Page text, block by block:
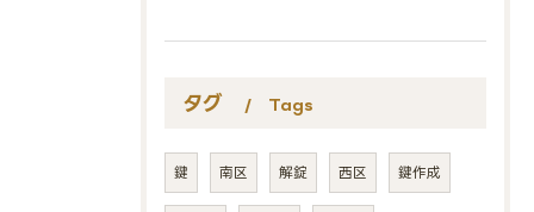
タグ Tags
鍵 南区 解錠 西区 鍵作成